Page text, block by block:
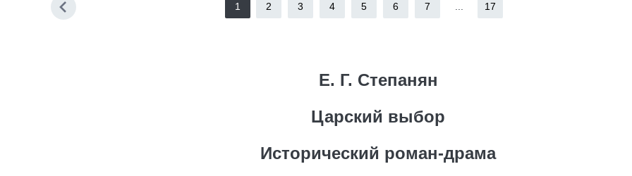
1 2 3 4 5 6 7 17
Е. Г. Степанян
Царский выбор
Исторический роман-драма